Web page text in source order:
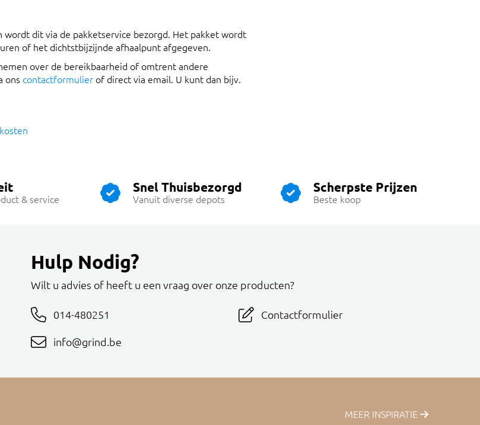
dit via de pakketservice bezorgd. Het pakket wordt
of het dichtstbijzijnde afhaalpunt afgegeven.
over de bereikbaarheid of omtrent andere
ons contactformulier of direct via email. U kunt dan bijv.
& service
Snel Thuisbezorgd
Vanuit diverse depots
Scherpste Prijzen
Beste koop
Hulp Nodig?
Wilt u advies of heeft u een vraag over onze producten?
014-480251
info@grind.be
Contactformulier
MEER INSPIRATIE